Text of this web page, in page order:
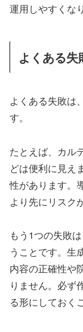
運用しやすくな
よくある失
よくある失敗は
す。
たとえば、カル
どは便利に見え
性があります。
より先にリスク
もう1つの失敗
うことです。生
内容の正確性や
りません。必ず
る形にしておく